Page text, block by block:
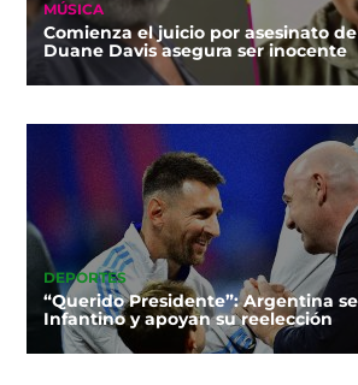
MÚSICA
Comienza el juicio por asesinato
Duane Davis asegura ser inocente
DEPORTES
“Querido Presidente”: Argentina
Infantino y apoyan su reelección